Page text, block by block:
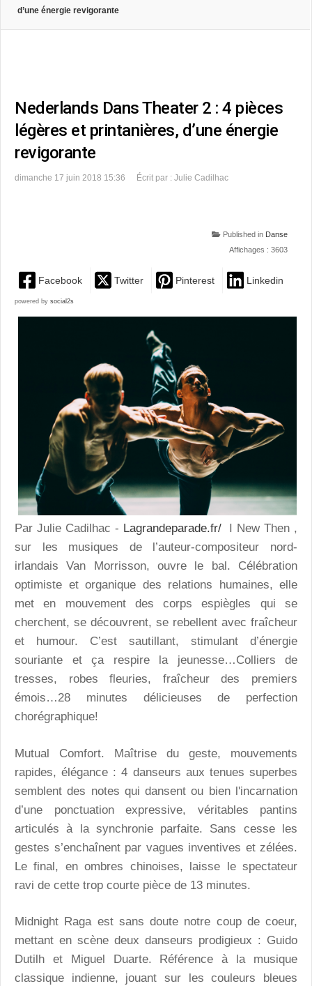
d’une énergie revigorante
Nederlands Dans Theater 2 : 4 pièces
légères et printanières, d’une énergie
revigorante
dimanche 17 juin 2018 15:36 Écrit par : Julie Cadilhac
Published in Danse
Affichages : 3603
Facebook Twitter Pinterest Linkedin
powered by social2s
Par Julie Cadilhac - Lagrandeparade.fr/ I New Then ,
sur les musiques de l’auteur-compositeur nord-
irlandais Van Morrisson, ouvre le bal. Célébration
optimiste et organique des relations humaines, elle
met en mouvement des corps espiègles qui se
cherchent, se découvrent, se rebellent avec fraîcheur
et humour. C’est sautillant, stimulant d’énergie
souriante et ça respire la jeunesse…Colliers de
tresses, robes fleuries, fraîcheur des premiers
émois…28 minutes délicieuses de perfection
chorégraphique!
Mutual Comfort. Maîtrise du geste, mouvements
rapides, élégance : 4 danseurs aux tenues superbes
semblent des notes qui dansent ou bien l'incarnation
d’une ponctuation expressive, véritables pantins
articulés à la synchronie parfaite. Sans cesse les
gestes s’enchaînent par vagues inventives et zélées.
Le final, en ombres chinoises, laisse le spectateur
ravi de cette trop courte pièce de 13 minutes.
Midnight Ragaest sans doute notre coup de coeur,
mettant en scène deux danseurs prodigieux : Guido
Dutilh et Miguel Duarte. Référence à la musique
classique indienne, jouant sur les couleurs bleues